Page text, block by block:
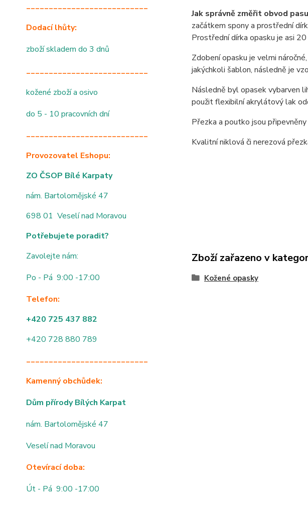
___________________________
Dodací lhůty:
zboží skladem do 3 dnů
___________________________
kožené zboží a osivo
do 5 - 10 pracovních dní
___________________________
Provozovatel Eshopu:
ZO ČSOP Bílé Karpaty
nám. Bartolomějské 47
698 01 Veselí nad Moravou
Potřebujete poradit?
Zavolejte nám:
Po - Pá 9:00 -17:00
Telefon:
+420 725 437 882
+420 728 880 789
___________________________
Kamenný obchůdek:
Dům přírody Bílých Karpat
nám. Bartolomějské 47
Veselí nad Moravou
Otevírací doba:
Út - Pá 9:00 -17:00
Jak správně změřit obvod
začátkem spony a prostřední
Prostřední dírka opasku je asi 20
Zdobení opasku je velmi
jakýchkoli šablon, následně je
Následně byl opasek vybarven
použit flexibilní akrylátový lak
Přezka a poutko jsou
Kvalitní niklová či nerezová
Zboží zařazeno v
Kožené opasky